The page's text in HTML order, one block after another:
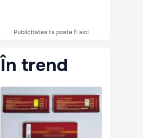
Publicitatea ta poate fi aici
În trend